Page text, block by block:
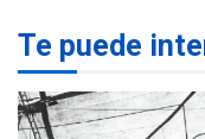
2
Te puede